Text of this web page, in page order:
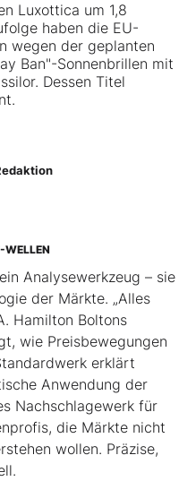
Luxottica um 1,8
haben die EU-
wegen der geplanten
Ban"-Sonnenbrillen mit
Dessen Titel
WELLEN
Analysewerkzeug – sie
der Märkte. „Alles
Hamilton Boltons
wie Preisbewegungen
erklärt
Anwendung der
Nachschlagewerk für
die Märkte nicht
wollen. Präzise,